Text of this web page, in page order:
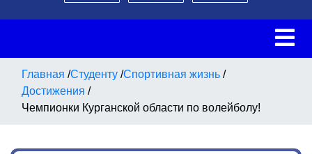
Главная /Студенту /Спортивная жизнь /
Достижения /
Чемпионки Курганской области по волейболу!